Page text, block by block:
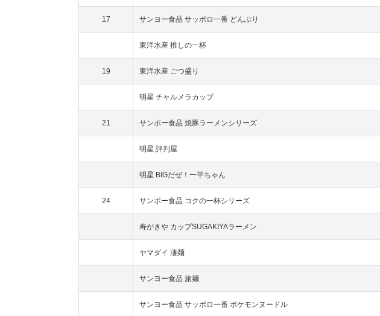
17 サンヨー食品 サッポロ一番 どんぶり
東洋水産 推しの一杯
19 東洋水産 ごつ盛り
明星 チャルメラカップ
21 サンポー食品 焼豚ラーメンシリーズ
明星 評判屋
明星 BIGだぜ！一平ちゃん
24 サンポー食品 コクの一杯シリーズ
寿がきや カップSUGAKIYAラーメン
ヤマダイ 凄麺
サンヨー食品 旅麺
サンヨー食品 サッポロ一番 ポケモンヌードル